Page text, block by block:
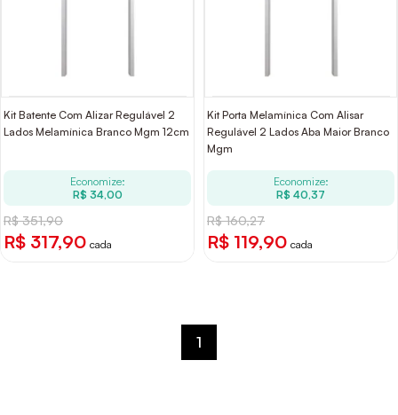
Kit Batente Com Alizar Regulável 2
Lados Melamínica Branco Mgm 12cm
Economize:
R$ 34,00
R$ 351,90
R$ 317,90 cada
Kit Porta Melamínica Com Alisar
Regulável 2 Lados Aba Maior Branco
Mgm
Economize:
R$ 40,37
R$ 160,27
R$ 119,90 cada
1